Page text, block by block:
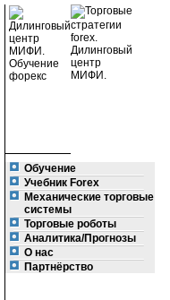
Обучение
Учебник Forex
Механические торговые
системы
Торговые роботы
Аналитика/Прогнозы
О нас
Партнёрство